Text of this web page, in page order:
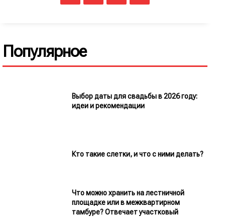
Популярное
Выбор даты для свадьбы в 2026 году:
идеи и рекомендации
Кто такие слетки, и что с ними делать?
Что можно хранить на лестничной
площадке или в межквартирном
тамбуре? Отвечает участковый